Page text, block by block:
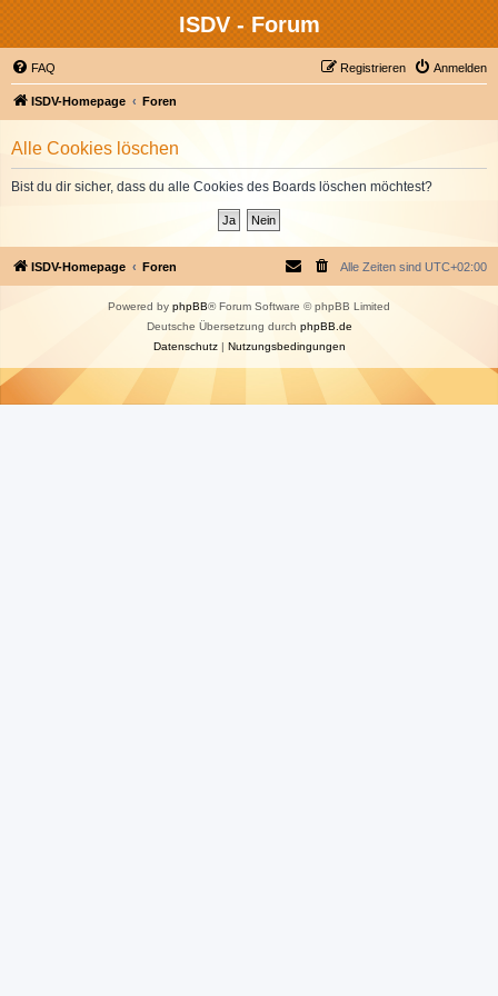
ISDV - Forum
FAQ Anmelden
Registrieren
ISDV-Homepage Foren
Alle Cookies löschen
Bist du dir sicher, dass du alle Cookies des Boards löschen möchtest?
ISDV-Homepage Foren Alle Zeiten sind UTC+02:00
Powered by phpBB® Forum Software © phpBB Limited
Deutsche Übersetzung durch phpBB.de
Datenschutz| Nutzungsbedingungen